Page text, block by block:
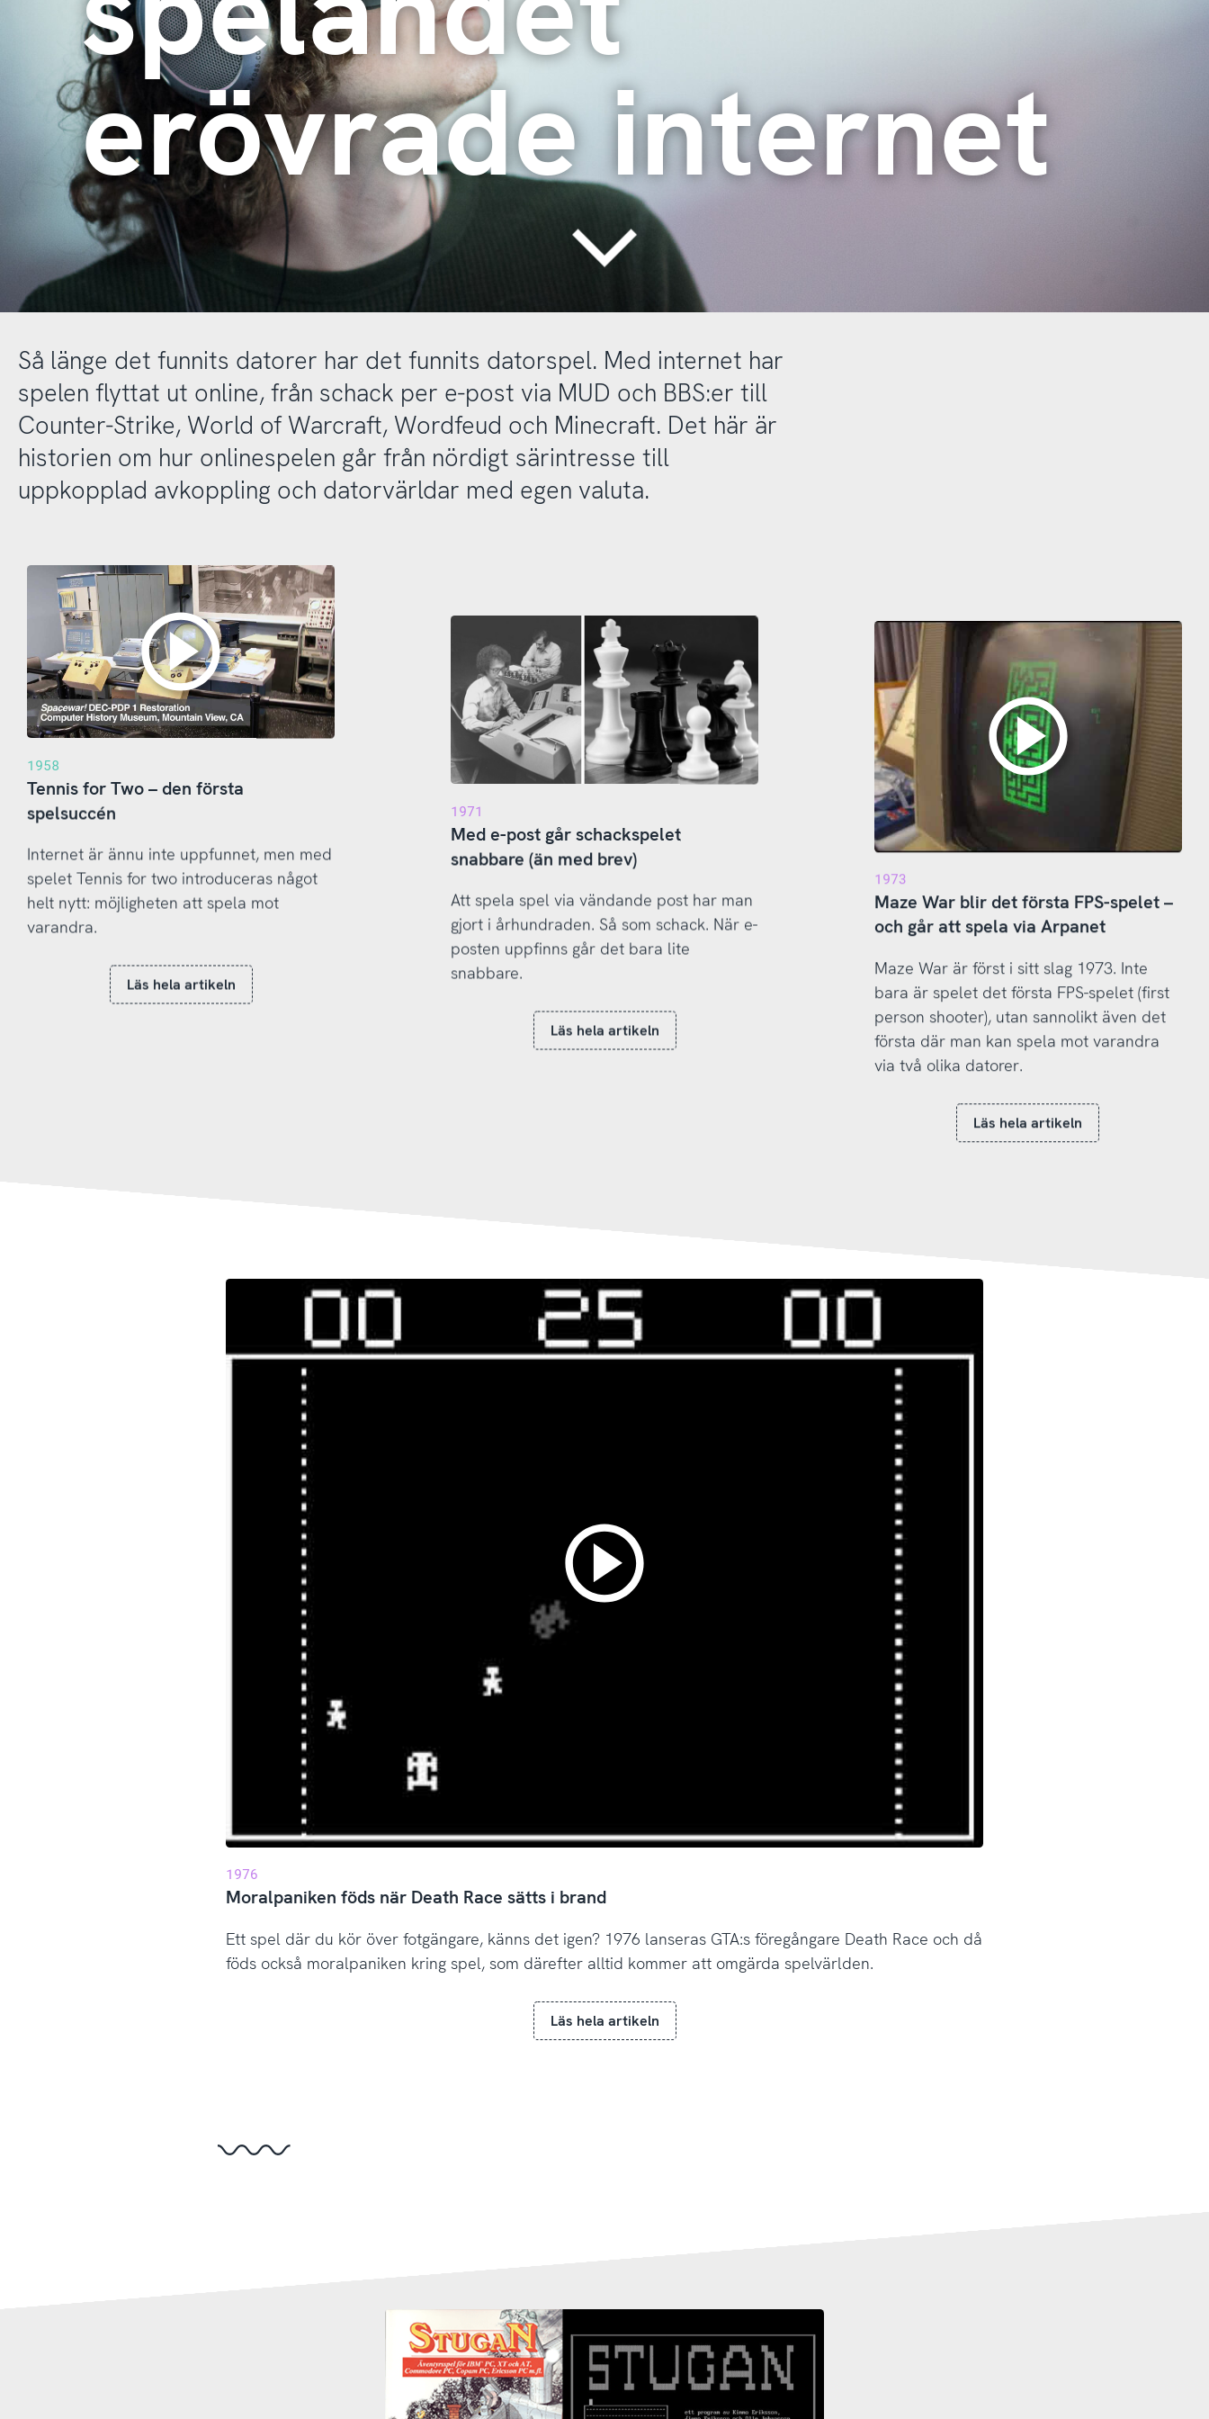
erövrade internet
Continue
Så länge det funnits datorer har det funnits datorspel. Med internet har
spelen flyttat ut online, från schack per e-post via MUD och BBS:er till
Counter-Strike, World of Warcraft, Wordfeud och Minecraft. Det här är
historien om hur onlinespelen går från nördigt särintresse till
uppkopplad avkoppling och datorvärldar med egen valuta.
1958
Tennis for Two – den första
spelsuccén
Internet är ännu inte uppfunnet, men med
spelet Tennis for two introduceras något
helt nytt: möjligheten att spela mot
varandra.
Läs hela artikeln
1971
Med e-post går schackspelet
snabbare (än med brev)
Att spela spel via vändande post har man
gjort i århundraden. Så som schack. När e-
posten uppfinns går det bara lite
snabbare.
Läs hela artikeln
1973
Maze War blir det första FPS-spelet –
och går att spela via Arpanet
Maze War är först i sitt slag 1973. Inte
bara är spelet det första FPS-spelet (first
person shooter), utan sannolikt även det
första där man kan spela mot varandra
via två olika datorer.
Läs hela artikeln
1976
Moralpaniken föds när Death Race sätts i brand
Ett spel där du kör över fotgängare, känns det igen? 1976 lanseras GTA:s föregångare Death Race och då
föds också moralpaniken kring spel, som därefter alltid kommer att omgärda spelvärlden.
Läs hela artikeln